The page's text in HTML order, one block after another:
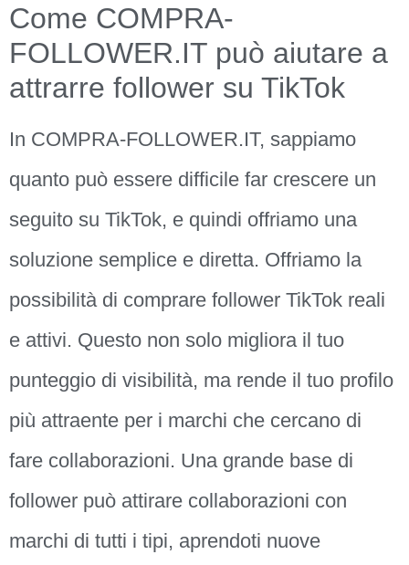
Come COMPRA-
FOLLOWER.IT può aiutare a
attrarre follower su TikTok
In COMPRA-FOLLOWER.IT, sappiamo
quanto può essere difficile far crescere un
seguito su TikTok, e quindi offriamo una
soluzione semplice e diretta. Offriamo la
possibilità di comprare follower TikTok reali
e attivi. Questo non solo migliora il tuo
punteggio di visibilità, ma rende il tuo profilo
più attraente per i marchi che cercano di
fare collaborazioni. Una grande base di
follower può attirare collaborazioni con
marchi di tutti i tipi, aprendoti nuove